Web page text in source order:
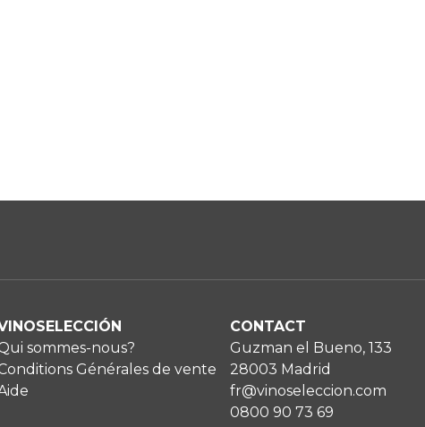
sommes-nous?
Générales de vente
CONTACT
Guzman el Bueno, 133
28003 Madrid
fr@vinoseleccion.com
0800 90 73 69